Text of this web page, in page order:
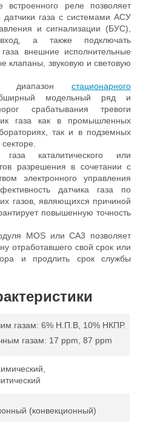
встроенного реле позволяет
датчики газа с системами АСУ
и сигнализации (БУС),
а также подключать
внешние исполнительные
клапаны, звуковую и световую
диапазон стационарного
модельный ряд и
срабатывания тревоги
газа как в промышленных
так и в подземных
каталитического или
разрешения в сочетании с
электронного управления
датчика газа по
газов, являющихся причиной
повышенную точность
MOS или CA3 позволяет
отработавшего свой срок или
и продлить срок службы
газам: 6% Н.П.В, 10% НКПР.
газам: 17 ppm, 87 ppm
(конвекционный)